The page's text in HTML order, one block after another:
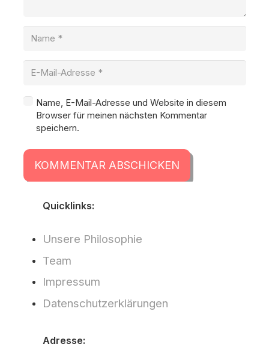
Name, E-Mail-Adresse und Website in diesem
Browser für meinen nächsten Kommentar
speichern.
KOMMENTAR ABSCHICKEN
Quicklinks:
Unsere Philosophie
Team
Impressum
Datenschutzerklärungen
Adresse: